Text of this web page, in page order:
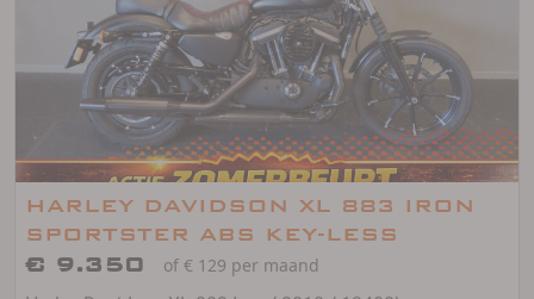
HARLEY DAVIDSON XL 883 IRON
SPORTSTER ABS KEY-LESS
€ 9.350
of € 129 per maand